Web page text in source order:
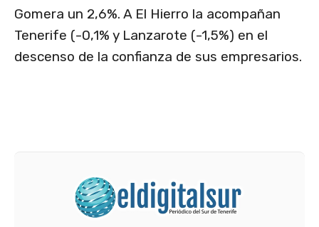
Gomera un 2,6%. A El Hierro la acompañan
Tenerife (-0,1% y Lanzarote (-1,5%) en el
descenso de la confianza de sus empresarios.